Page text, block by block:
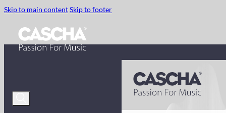
Skip to main contentSkip to footer